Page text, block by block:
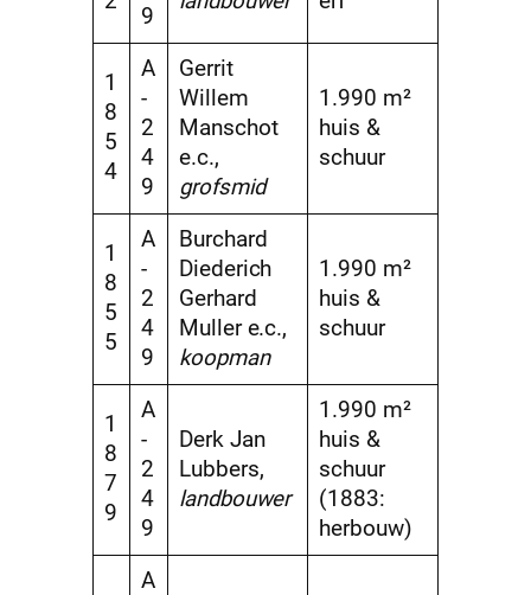
9
1
8
5
4
A
-
2
4
9
Gerrit
Willem
Manschot
e.c.,
grofsmid
1.990 m²
huis &
schuur
1
8
5
5
A
-
2
4
9
Burchard
Diederich
Gerhard
Muller e.c.,
koopman
1.990 m²
huis &
schuur
1
8
7
9
A
-
2
4
9
Derk Jan
Lubbers,
landbouwer
1.990 m²
huis &
schuur
(1883:
herbouw)
A